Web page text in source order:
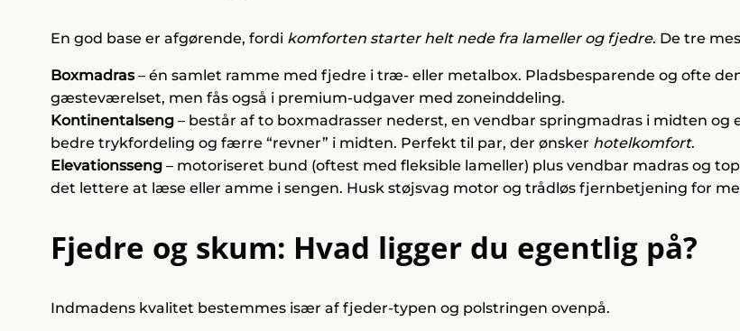
En god base er afgørende, fordi komforten starter helt nede fra lameller og fjedre. De tre
Boxmadras– én samlet ramme med fjedre i træ- eller metalbox. Pladsbesparende og ofte
gæsteværelset, men fås også i premium-udgaver med zoneinddeling.
Kontinentalseng – består af to boxmadrasser nederst, en vendbar springmadras i midten
bedre trykfordeling og færre “revner” i midten. Perfekt til par, der ønsker hotelkomfort.
Elevationsseng – motoriseret bund (oftest med fleksible lameller) plus vendbar madras og
det lettere at læse eller amme i sengen. Husk støjsvag motor og trådløs fjernbetjening for
Fjedre og skum: Hvad ligger du egentlig på?
Indmadens kvalitet bestemmes især af fjeder-typen og polstringen ovenpå.